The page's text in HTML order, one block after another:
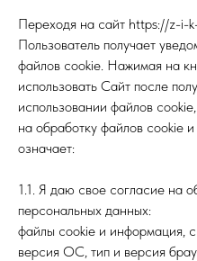
Переходя на сайт https://z-i-
Пользователь получает
файлов cookie. Нажимая на
использовать Сайт после
использовании файлов
на обработку файлов cookie
означает:
1.1. Я даю свое согласие на
персональных данных:
файлы cookie и информация,
версия ОС, тип и версия